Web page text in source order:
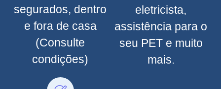
segurados, dentro
e fora de casa
(Consulte
condições)
eletricista,
assistência para o
seu PET e muito
mais.